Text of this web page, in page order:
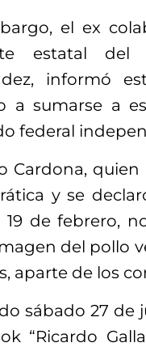
el ex
estatal del
informó
a sumarse a
federal
Cardona,
y se
19 de febrero,
del pollo
aparte de los
sábado 27 de
“Ricardo